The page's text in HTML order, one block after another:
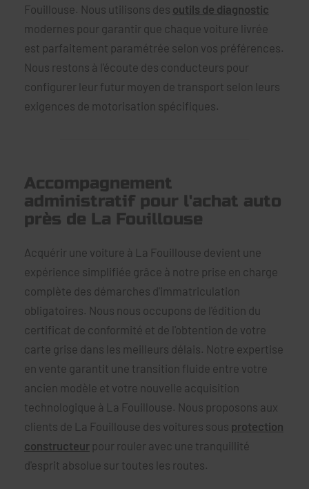
Fouillouse. Nous utilisons des outils de diagnostic
modernes pour garantir que chaque voiture livrée
est parfaitement paramétrée selon vos préférences.
Nous restons à l'écoute des conducteurs pour
configurer leur futur moyen de transport selon leurs
exigences de motorisation spécifiques.
Accompagnement
administratif pour l'achat auto
près de La Fouillouse
Acquérir une voiture à La Fouillouse devient une
expérience simplifiée grâce à notre prise en charge
complète des démarches d'immatriculation
obligatoires. Nous nous occupons de l'édition du
certificat de conformité et de l'obtention de votre
carte grise dans les meilleurs délais. Notre expertise
en vente garantit une transition fluide entre votre
ancien modèle et votre nouvelle acquisition
technologique à La Fouillouse. Nous proposons aux
clients de La Fouillouse des voitures sous protection
constructeur pour rouler avec une tranquillité
d'esprit absolue sur toutes les routes.